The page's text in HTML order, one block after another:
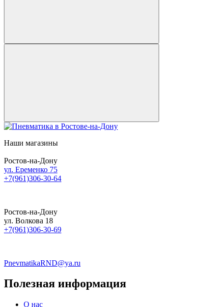
Наши магазины
Ростов-на-Дону
ул. Еременко 75
+7(961)306-30-64
Ростов-на-Дону
ул. Волкова 18
+7(961)306-30-69
PnevmatikaRND@ya.ru
Полезная информация
О нас